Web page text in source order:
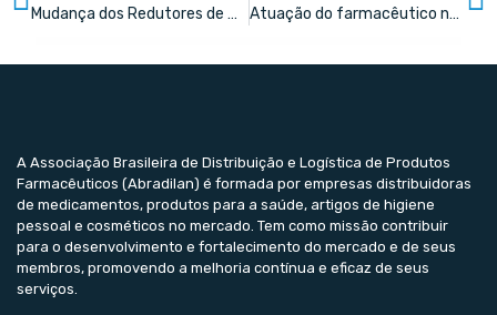
Mudança dos Redutores de Medicamentos, no Rio Grande do Sul Atuação do farmacêutico no transporte de medicamentos garante a qualidade dos produtos
A Associação Brasileira de Distribuição e Logística de Produtos
Farmacêuticos (Abradilan) é formada por empresas distribuidoras
de medicamentos, produtos para a saúde, artigos de higiene
pessoal e cosméticos no mercado. Tem como missão contribuir
para o desenvolvimento e fortalecimento do mercado e de seus
membros, promovendo a melhoria contínua e eficaz de seus
serviços.